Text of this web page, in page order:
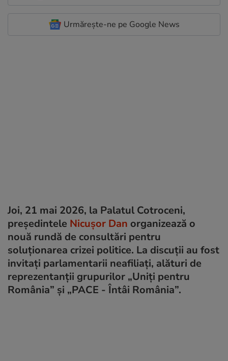
Urmărește-ne pe Google News
Joi, 21 mai 2026, la Palatul Cotroceni,
președintele Nicușor Dan organizează o
nouă rundă de consultări pentru
soluționarea crizei politice. La discuții au fost
invitați parlamentarii neafiliați, alături de
reprezentanții grupurilor „Uniți pentru
România” și „PACE - Întâi România”.